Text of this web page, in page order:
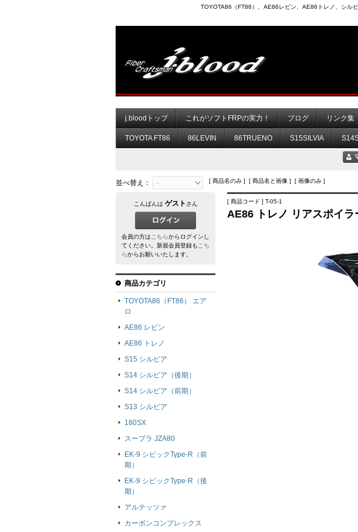
TOYOTA86（FT86）、AE86レビン、AE86トレノ、シル
j.bloodトップ これがソフトFRPの実力！ ブログ リンク集
TOYOTA FT86 86LEVIN 86TRUENO S15SILVIA
並べ替え： [ 商品名のみ ] [ 商品名と画像 ] [ 画像のみ ]
[ 商品コード ] T-05-1
AE86 トレノ リアスポイラ
こんばんは ゲスト さん
会員の方はこちらからログインし
てください。新規会員登録もこち
らからお願いいたします。
商品カテゴリ
TOYOTA86（FT86） エア
ロ
AE86 レビン
AE86 トレノ
S15 シルビア
S14 シルビア（後期）
S14 シルビア（前期）
S13 シルビア
180SX
スープラ JZA80
EK-9 シビックType-R（前
期）
EK-9 シビックType-R（後
期）
アルテッツァ
カーボンコンプレックス